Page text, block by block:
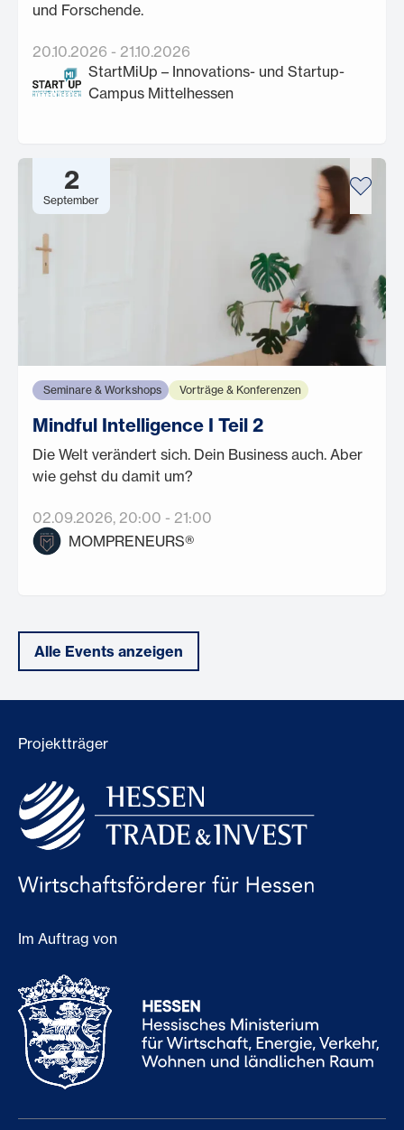
und Forschende.
20.10.2026 - 21.10.2026
StartMiUp – Innovations- und Startup-
Campus Mittelhessen
2
September
Seminare & Workshops Vorträge & Konferenzen
Mindful Intelligence I Teil 2
Die Welt verändert sich. Dein Business auch. Aber
wie gehst du damit um?
02.09.2026, 20:00 - 21:00
MOMPRENEURS®
Alle Events anzeigen
Projektträger
Im Auftrag von